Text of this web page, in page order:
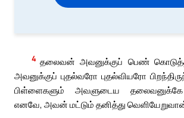
4 தலைவன் அவனுக்குப் பெண்
அவனுக்குப் புதல்வரோ புதல்வியரோ
பிள்ளைகளும் அவளுடைய
எனவே, அவன் மட்டும் தனித்து